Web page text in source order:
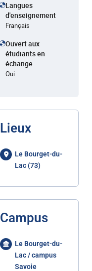
Langues
d'enseignement
Français
Ouvert aux
étudiants en
échange
Oui
Lieux
Le Bourget-du-
Lac (73)
Campus
Le Bourget-du-
Lac / campus
Savoie